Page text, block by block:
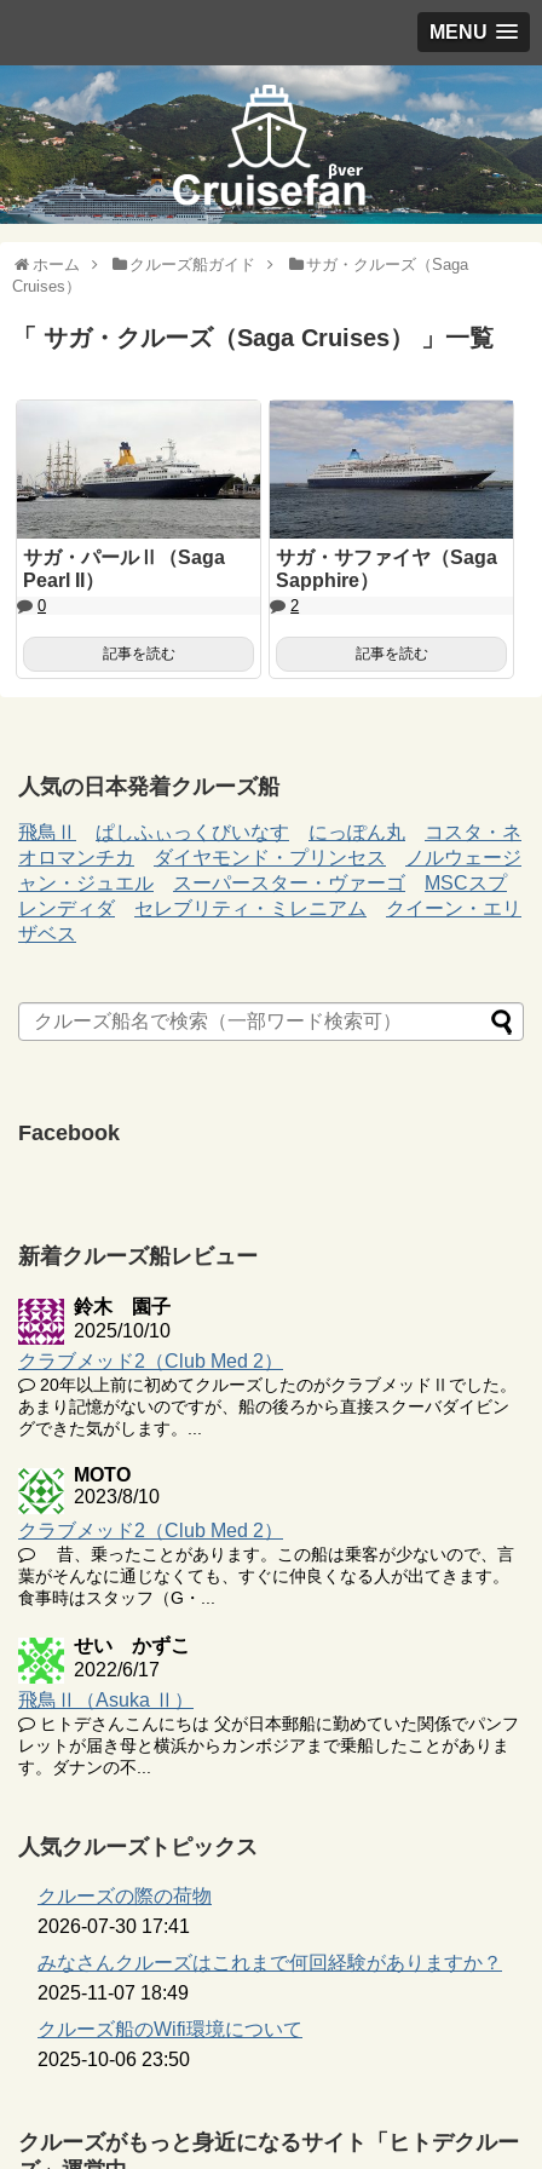
MENU
ホーム クルーズ船ガイド
サガ・クルーズ（Saga
Cruises）
「 サガ・クルーズ（Saga Cruises） 」一覧
サガ・パールⅡ（Saga
Pearl II）
0
記事を読む
サガ・サファイヤ（Saga
Sapphire）
2
記事を読む
人気の日本発着クルーズ船
飛鳥Ⅱ ぱしふぃっくびいなす にっぽん丸
コスタ・ネ
オロマンチカ
ダイヤモンド・プリンセス
ノルウェージ
ャン・ジュエル
スーパースター・ヴァーゴ
MSCスプ
レンディダ
セレブリティ・ミレニアム
クイーン・エリ
ザベス
Facebook
新着クルーズ船レビュー
鈴木 園子
2025/10/10
クラブメッド2（Club Med 2）
20年以上前に初めてクルーズしたのがクラブメッドⅡでした。
あまり記憶がないのですが、船の後ろから直接スクーバダイビン
グできた気がします。...
MOTO
2023/8/10
クラブメッド2（Club Med 2）
昔、乗ったことがあります。この船は乗客が少ないので、言
葉がそんなに通じなくても、すぐに仲良くなる人が出てきます。
食事時はスタッフ（G・...
せい かずこ
2022/6/17
飛鳥Ⅱ（Asuka Ⅱ）
ヒトデさんこんにちは 父が日本郵船に勤めていた関係でパンフ
レットが届き母と横浜からカンボジアまで乗船したことがありま
す。ダナンの不...
人気クルーズトピックス
クルーズの際の荷物
2026-07-30 17:41
みなさんクルーズはこれまで何回経験がありますか？
2025-11-07 18:49
クルーズ船のWifi環境について
2025-10-06 23:50
クルーズがもっと身近になるサイト「ヒトデクルー